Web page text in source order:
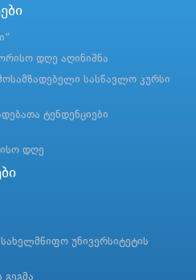
დღე აღინიშნა
სასწავლო კურსი
ტენდენციები
დღე
უნივერსიტეტის
გეგმა